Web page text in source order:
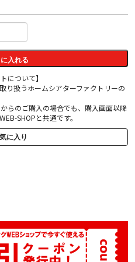
入れる
について】
り扱うホームシアターファクトリーの
らのご購入の場合でも、購入画面以降
SHOPと共通です。
に入り